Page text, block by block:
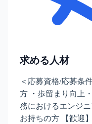
求める人材
＜応募資格/応募条
方 ・歩留まり向上
務におけるエンジ
お持ちの方 【歓迎